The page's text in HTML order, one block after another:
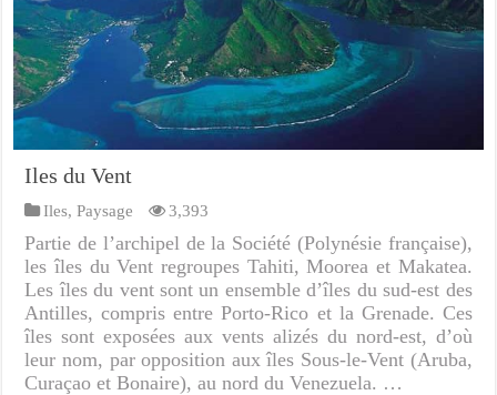
Iles du Vent
Iles,Paysage 3,393
Partie de l’archipel de la Société (Polynésie française),
les îles du Vent regroupes Tahiti, Moorea et Makatea.
Les îles du vent sont un ensemble d’îles du sud-est des
Antilles, compris entre Porto-Rico et la Grenade. Ces
îles sont exposées aux vents alizés du nord-est, d’où
leur nom, par opposition aux îles Sous-le-Vent (Aruba,
Curaçao et Bonaire), au nord du Venezuela. …